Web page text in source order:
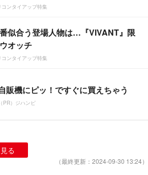
コンタイアップ特集
似合う登場人物は…『VIVANT』限
オッチ
コンタイアップ特集
販機にピッ！ですぐに買えちゃう
（PR）ジハンピ
る
（最終更新：2024-09-30 13:24）